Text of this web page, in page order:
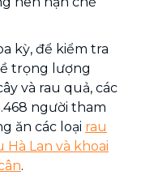
kỳ, để kiểm tra
trọng lượng
và rau quả, các
người tham
ăn các loại rau
Lan và khoai
.